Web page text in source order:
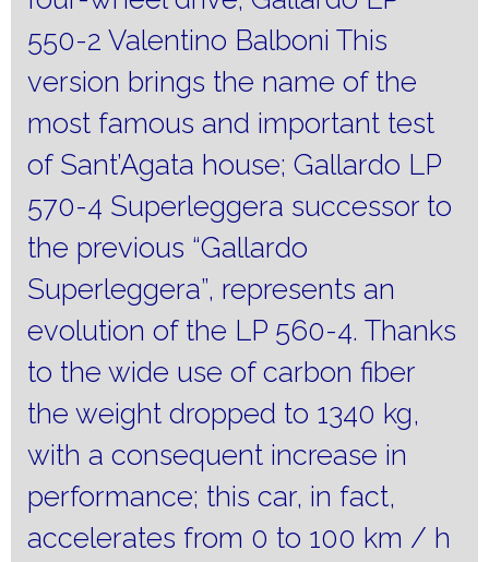
550-2 Valentino Balboni This
version brings the name of the
most famous and important test
of Sant’Agata house; Gallardo LP
570-4 Superleggera successor to
the previous “Gallardo
Superleggera”, represents an
evolution of the LP 560-4. Thanks
to the wide use of carbon fiber
the weight dropped to 1340 kg,
with a consequent increase in
performance; this car, in fact,
accelerates from 0 to 100 km / h